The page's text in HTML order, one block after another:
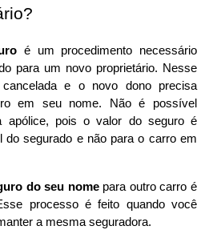
é um procedimento necessário
para um novo proprietário. Nesse
e o novo dono precisa
em seu nome. Não é possível
apólice, pois o valor do seguro é
do segurado e não para o carro em
do seu nome para outro carro é
processo é feito quando você
a mesma seguradora.